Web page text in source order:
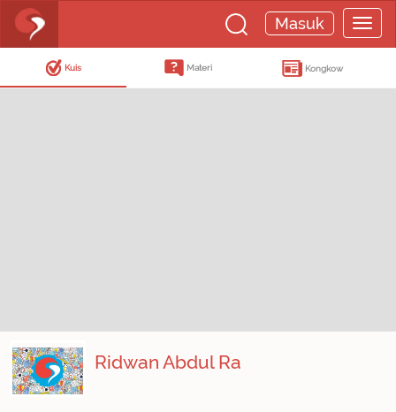
Masuk
Kuis Materi Kongkow
Ridwan Abdul Ra